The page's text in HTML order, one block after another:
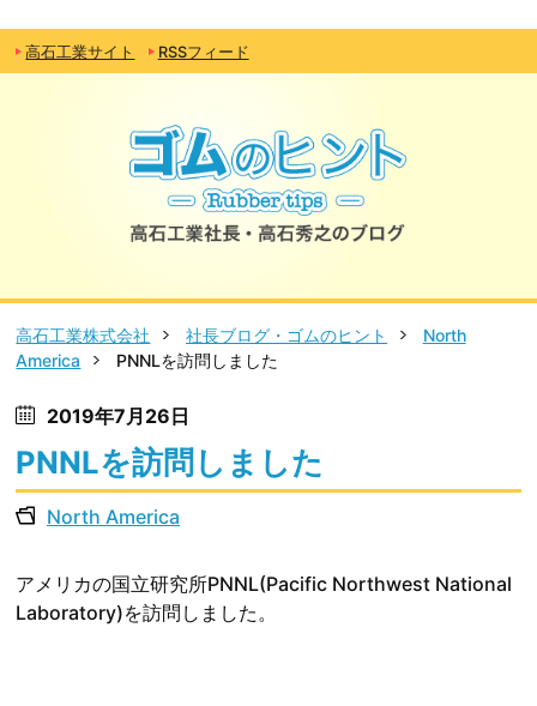
高石工業サイト RSSフィード
高石工業株式会社 社長ブログ・ゴムのヒント
North
America
PNNLを訪問しました
2019年7月26日
PNNLを訪問しました
North America
アメリカの国立研究所PNNL(Pacific Northwest National
Laboratory)を訪問しました。